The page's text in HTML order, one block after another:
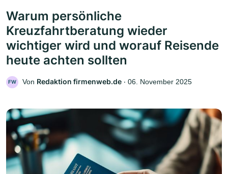
Warum persönliche
Kreuzfahrtberatung wieder
wichtiger wird und worauf Reisende
heute achten sollten
FW Von Redaktion firmenweb.de ‧ 06. November 2025